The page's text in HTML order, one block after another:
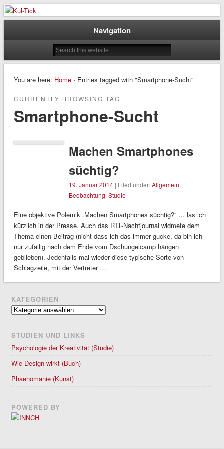
Kul-Tick
Der Kultur – / & Psychologie Blog
Navigation
You are here: Home› Entries tagged with "Smartphone-Sucht"
CURRENTLY BROWSING TAG
Smartphone-Sucht
Machen Smartphones
süchtig?
19. Januar 2014 | Filed under:Allgemein,
Beobachtung,Studie
Eine objektive Polemik „Machen Smartphones süchtig?“ … las ich
kürzlich in der Presse. Auch das RTL-Nachtjournal widmete dem
Thema einen Beitrag (nicht dass ich das immer gucke, da bin ich
nur zufällig nach dem Ende vom Dschungelcamp hängen
geblieben). Jedenfalls mal wieder diese typische Sorte von
Schlagzeile, mit der Vertreter …
KATEGORIEN
Kategorien
STUDIEN UND LINKS
Psychologie der Kreativität (Studie)
Wie Design wirkt (Buch)
Phaenomanie (Kunst)
POWERED BY